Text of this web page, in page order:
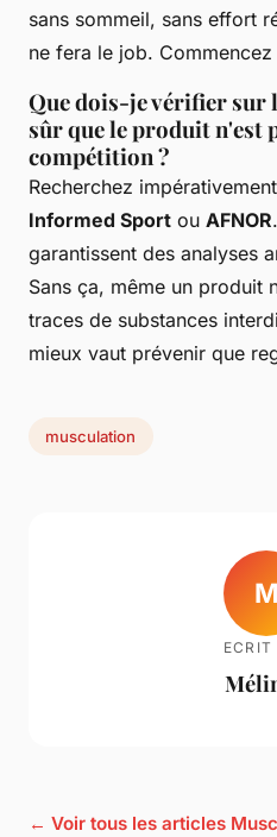
sans sommeil, sans effort
ne fera le job. Commencez
Que dois-je vérifier sur
sûr que le produit n'est
compétition ?
Recherchez
Informed Sport ou AFNOR
garantissent des analyses
Sans ça, même un produit
traces de substances
mieux vaut prévenir que
musculation
M
ECRIT
← Voir tous les articles